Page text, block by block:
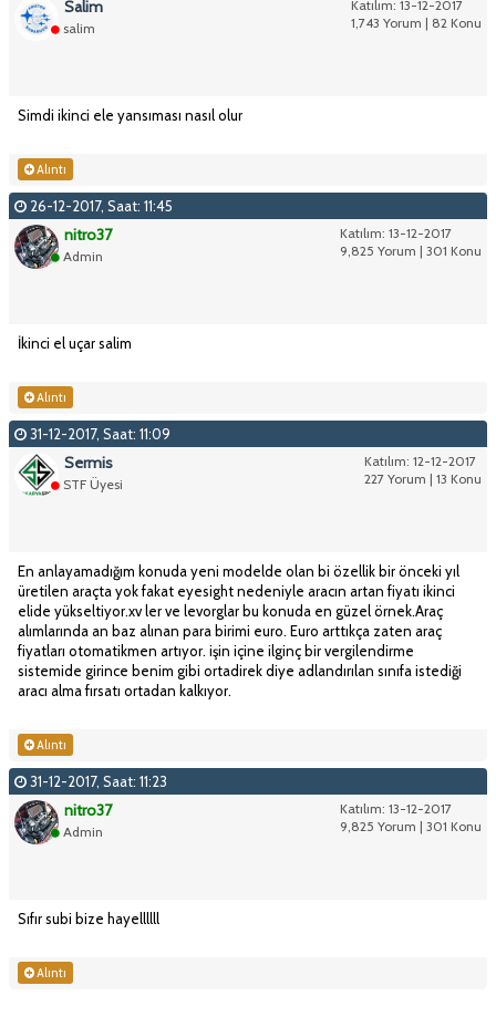
Katılım: 13-12-2017
1,743 Yorum | 82 Konu
Salim
salim
Simdi ikinci ele yansıması nasıl olur
Alıntı
26-12-2017, Saat: 11:45
Katılım: 13-12-2017
9,825 Yorum | 301 Konu
nitro37
Admin
İkinci el uçar salim
Alıntı
31-12-2017, Saat: 11:09
Katılım: 12-12-2017
227 Yorum | 13 Konu
Sermis
STF Üyesi
En anlayamadığım konuda yeni modelde olan bi özellik bir önceki yıl
üretilen araçta yok fakat eyesight nedeniyle aracın artan fiyatı ikinci
elide yükseltiyor.xv ler ve levorglar bu konuda en güzel örnek.Araç
alımlarında an baz alınan para birimi euro. Euro arttıkça zaten araç
fiyatları otomatikmen artıyor. işin içine ilginç bir vergilendirme
sistemide girince benim gibi ortadirek diye adlandırılan sınıfa istediği
aracı alma fırsatı ortadan kalkıyor.
Alıntı
31-12-2017, Saat: 11:23
Katılım: 13-12-2017
9,825 Yorum | 301 Konu
nitro37
Admin
Sıfır subi bize hayellllll
Alıntı